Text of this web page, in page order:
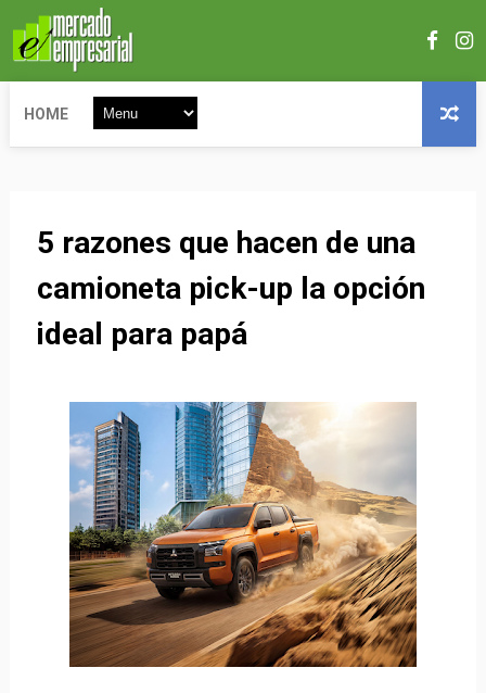
HOME
5 razones que hacen de una
camioneta pick-up la opción
ideal para papá